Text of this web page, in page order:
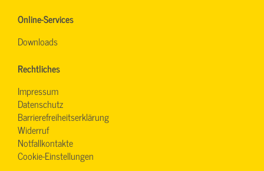
Online-Services
Downloads
Rechtliches
Impressum
Datenschutz
Barrierefreiheitserklärung
Widerruf
Notfallkontakte
Cookie-Einstellungen